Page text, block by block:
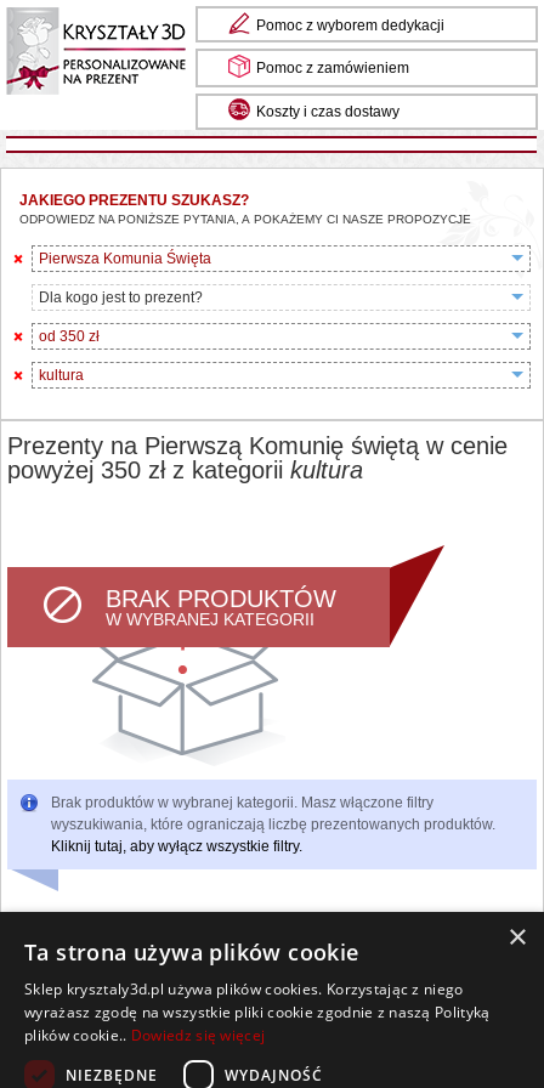
Pomoc z wyborem dedykacji
Pomoc z zamówieniem
Koszty i czas dostawy
JAKIEGO PREZENTU SZUKASZ?
ODPOWIEDZ NA PONIŻSZE PYTANIA, A POKAŻEMY CI NASZE PROPOZYCJE
Pierwsza Komunia Święta
Dla kogo jest to prezent?
od 350 zł
kultura
Prezenty na Pierwszą Komunię świętą w cenie
powyżej 350 zł z kategorii kultura
BRAK PRODUKTÓW
W WYBRANEJ KATEGORII
Brak produktów w wybranej kategorii. Masz włączone filtry
wyszukiwania, które ograniczają liczbę prezentowanych produktów.
Kliknij tutaj, aby wyłącz wszystkie filtry.
Wszelkie prawa zastrzeżone
Kontakt Współpraca Regulamin
Pomoc Strona główna
×
Ta strona używa plików cookie
Sklep krysztaly3d.pl używa plików cookies. Korzystając z niego
wyrażasz zgodę na wszystkie pliki cookie zgodnie z naszą Polityką
plików cookie.. Dowiedz się więcej
NIEZBĘDNE
WYDAJNOŚĆ